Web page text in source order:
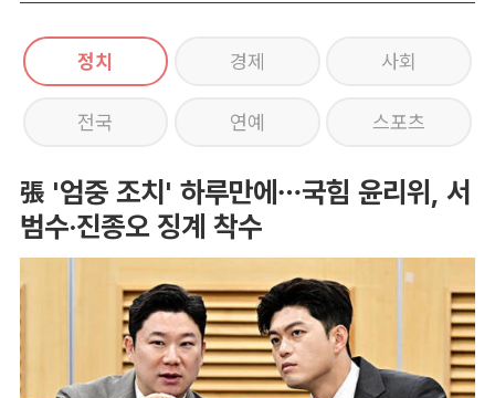
정치 경제 사회
전국 연예 스포츠
張 '엄중 조치' 하루만에…국힘 윤리위, 서
범수·진종오 징계 착수